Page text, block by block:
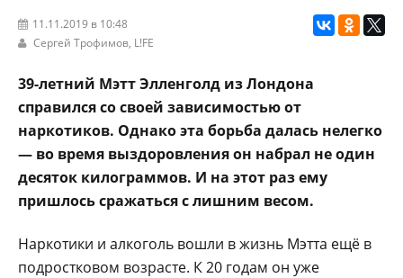
11.11.2019 в 10:48
Сергей Трофимов, L!FE
39-летний Мэтт Элленголд из Лондона
справился со своей зависимостью от
наркотиков. Однако эта борьба далась нелегко
— во время выздоровления он набрал не один
десяток килограммов. И на этот раз ему
пришлось сражаться с лишним весом.
Наркотики и алкоголь вошли в жизнь Мэтта ещё в
подростковом возрасте. К 20 годам он уже